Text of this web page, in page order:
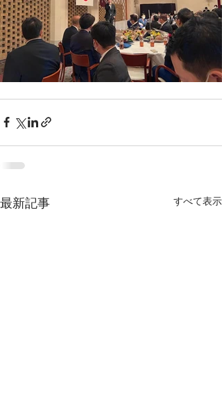
最新記事 すべて表示